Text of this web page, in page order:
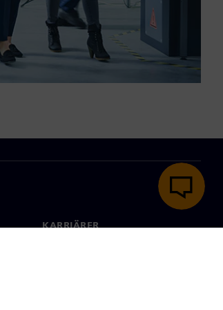
KARRIÄRER